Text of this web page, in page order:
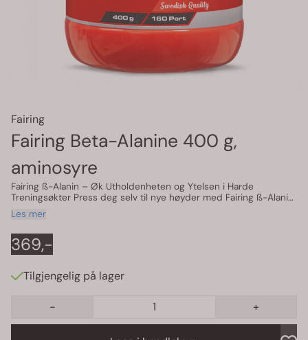
Fairing
Fairing Beta-Alanine 400 g,
aminosyre
Fairing ß-Alanin – Øk Utholdenheten og Ytelsen i Harde
Treningsøkter Press deg selv til nye høyder med Fairing ß-Alanin,
et effektivt kosttilskudd utviklet for å hjelpe deg å prestere
bedre under intense og langvarige treningsøkter. ß-Alanin og
naturlig finnes i musklene og hjelper til med å nøytralisere
melkesyre. Dette betyr at du kan øke melkesyreterskelen din og
høyintensiv trening. Karnosin fungerer også som en kraftig
antioksidant og øker produksjonen av nitrogenoksid (NO), som
musklene dine. Dette gir deg mer energi og utholdenhet når du
Les mer
369,-
Tilgjengelig på lager
- +